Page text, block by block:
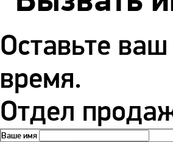
Оставьте
время.
Отдел
Ваше имя